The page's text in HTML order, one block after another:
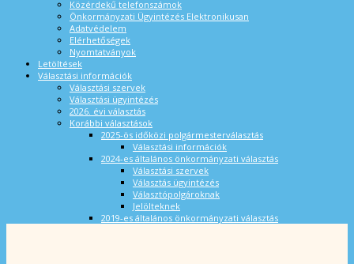
Közérdekű telefonszámok
Önkormányzati Ügyintézés Elektronikusan
Adatvédelem
Elérhetőségek
Nyomtatványok
Letöltések
Választási információk
Választási szervek
Választási ügyintézés
2026. évi választás
Korábbi választások
2025-ös időközi polgármesterválasztás
Választási információk
2024-es általános önkormányzati választás
Választási szervek
Választás ügyintézés
Választópolgároknak
Jelölteknek
2019-es általános önkormányzati választás